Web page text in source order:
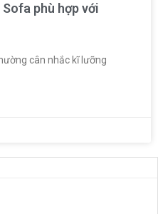
phù hợp với
cân nhắc kĩ lưỡng